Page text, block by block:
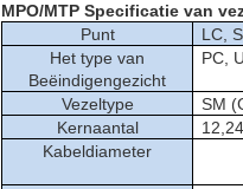
MPO/MTP Specificatie van
Punt
LC,
Het type van
Beëindigengezicht
PC,
Vezeltype
SM
Kernaantal
12,24
Kabeldiameter